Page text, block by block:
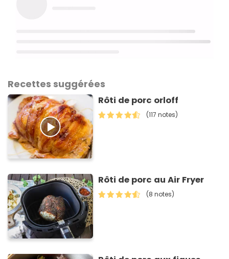
Recettes suggérées
Rôti de porc orloff
(117 notes)
Rôti de porc au Air Fryer
(8 notes)